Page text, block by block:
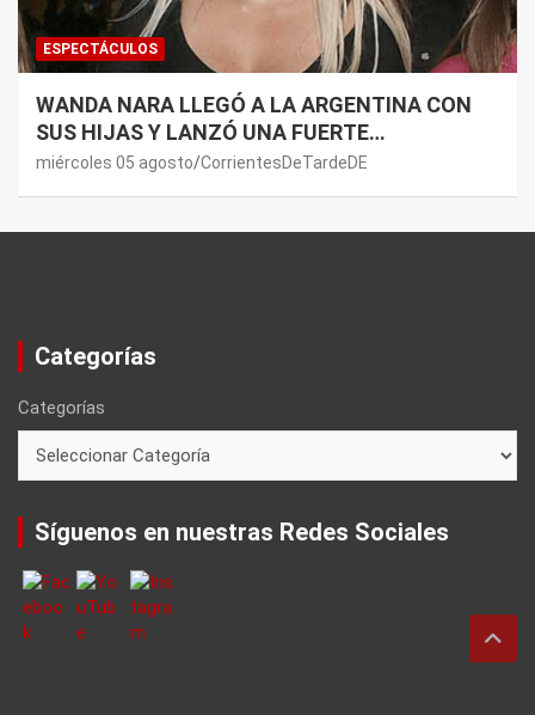
ESPECTÁCULOS
WANDA NARA LLEGÓ A LA ARGENTINA CON
SUS HIJAS Y LANZÓ UNA FUERTE
PREMONICIÓN SOBRE MAURO ICARDI
miércoles 05 agosto CorrientesDeTardeDE
Categorías
Categorías
Síguenos en nuestras Redes Sociales